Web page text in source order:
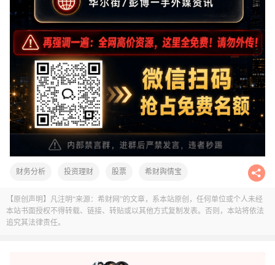
财务分析 投资理财 股票 希财舆情宝
【原创声明】凡注明“来源：希财网”的文章，系本站原创，任何单位或个人未经
本站书面授权不得转载、链接、转贴或以其他方式复制发表。否则，本站将依法
追究其法律责任。